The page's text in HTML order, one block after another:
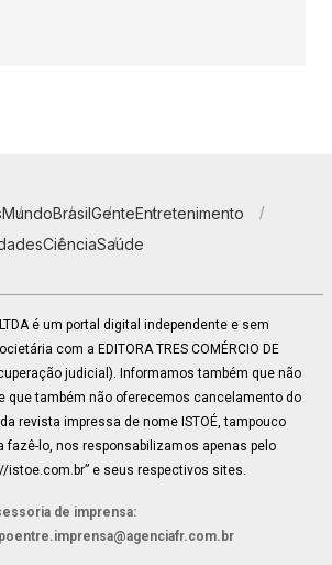
MundoBrasilGenteEntretenimento
CiênciaSaúde
LTDA é um portal digital independente e sem
com a EDITORA TRES COMÉRCIO DE
judicial). Informamos também que não
que também não oferecemos cancelamento do
revista impressa de nome ISTOÉ, tampouco
fazê-lo, nos responsabilizamos apenas pelo
istoe.com.br” e seus respectivos sites.
de imprensa: